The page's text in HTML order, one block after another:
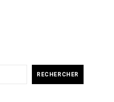
RECHERCHER